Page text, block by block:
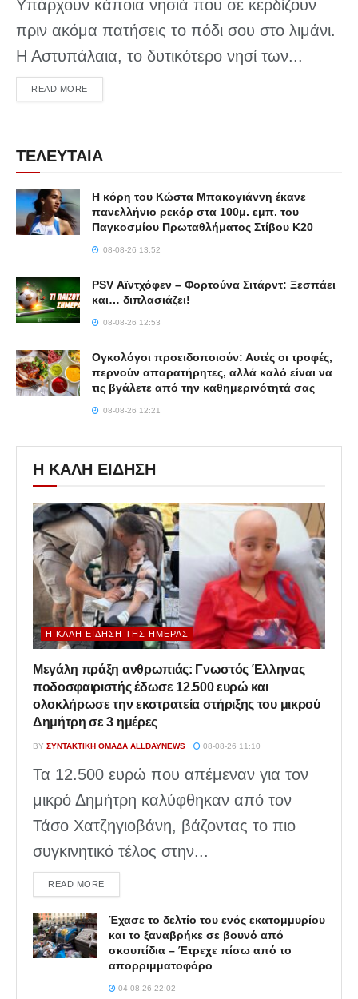
Υπάρχουν κάποια νησιά που σε κερδίζουν
πριν ακόμα πατήσεις το πόδι σου στο λιμάνι.
Η Αστυπάλαια, το δυτικότερο νησί των...
READ MOREDETAILS
ΤΕΛΕΥΤΑΙΑ
Η κόρη του Κώστα Μπακογιάννη έκανε
πανελλήνιο ρεκόρ στα 100μ. εμπ. του
Παγκοσμίου Πρωταθλήματος Στίβου Κ20
08-08-26 13:52
PSV Αϊντχόφεν – Φορτούνα Σιτάρντ: Ξεσπάει
και… διπλασιάζει!
08-08-26 12:53
Ογκολόγοι προειδοποιούν: Αυτές οι τροφές,
περνούν απαρατήρητες, αλλά καλό είναι να
τις βγάλετε από την καθημερινότητά σας
08-08-26 12:21
Η ΚΑΛΗ ΕΙΔΗΣΗ
Η ΚΑΛΉ ΕΊΔΗΣΗ ΤΗΣ ΗΜΈΡΑΣ
Μεγάλη πράξη ανθρωπιάς: Γνωστός Έλληνας
ποδοσφαιριστής έδωσε 12.500 ευρώ και
ολοκλήρωσε την εκστρατεία στήριξης του μικρού
Δημήτρη σε 3 ημέρες
BY ΣΥΝΤΑΚΤΙΚΉ ΟΜΆΔΑ ALLDAYNEWS 08-08-26 11:10
Τα 12.500 ευρώ που απέμεναν για τον
μικρό Δημήτρη καλύφθηκαν από τον
Τάσο Χατζηγιοβάνη, βάζοντας το πιο
συγκινητικό τέλος στην...
READ MOREDETAILS
Έχασε το δελτίο του ενός εκατομμυρίου
και το ξαναβρήκε σε βουνό από
σκουπίδια – Έτρεχε πίσω από το
απορριμματοφόρο
04-08-26 22:02